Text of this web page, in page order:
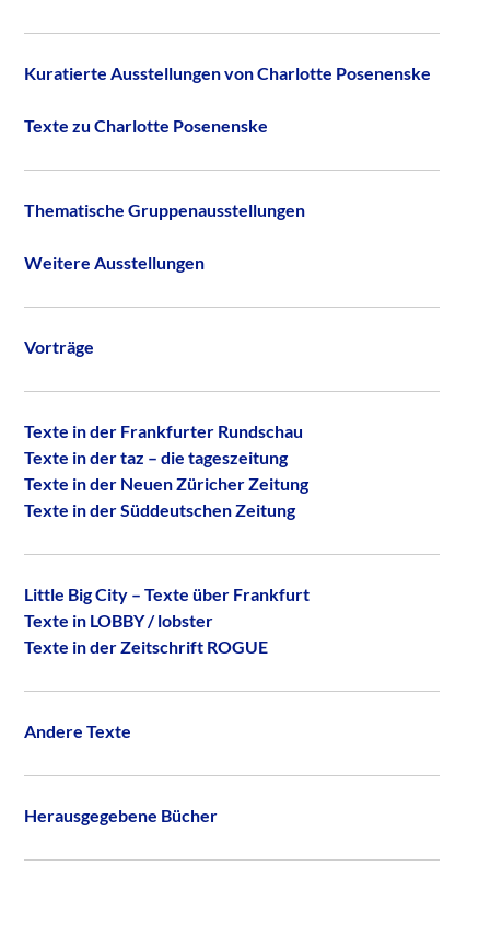
Kuratierte Ausstellungen von Charlotte Posenenske
Texte zu Charlotte Posenenske
Thematische Gruppenausstellungen
Weitere Ausstellungen
Vorträge
Texte in der Frankfurter Rundschau
Texte in der taz – die tageszeitung
Texte in der Neuen Züricher Zeitung
Texte in der Süddeutschen Zeitung
Little Big City – Texte über Frankfurt
Texte in LOBBY / lobster
Texte in der Zeitschrift ROGUE
Andere Texte
Herausgegebene Bücher